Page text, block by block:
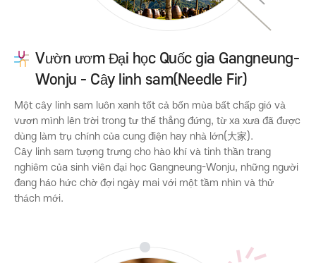
Vườn ươm Đại học Quốc gia Gangneung-
Wonju - Cây linh sam(Needle Fir)
Một cây linh sam luôn xanh tốt cả bốn mùa bất chấp gió và
vươn mình lên trời trong tư thế thẳng đứng, từ xa xưa đã được
dùng làm trụ chính của cung điện hay nhà lớn(大家).
Cây linh sam tượng trưng cho hào khí và tinh thần trang
nghiêm của sinh viên đại học Gangneung-Wonju, những người
đang háo hức chờ đợi ngày mai với một tầm nhìn và thử
thách mới.